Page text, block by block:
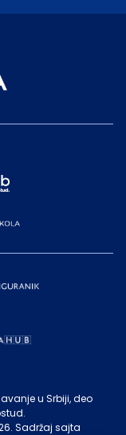
u Srbiji, deo
. Sadržaj sajta